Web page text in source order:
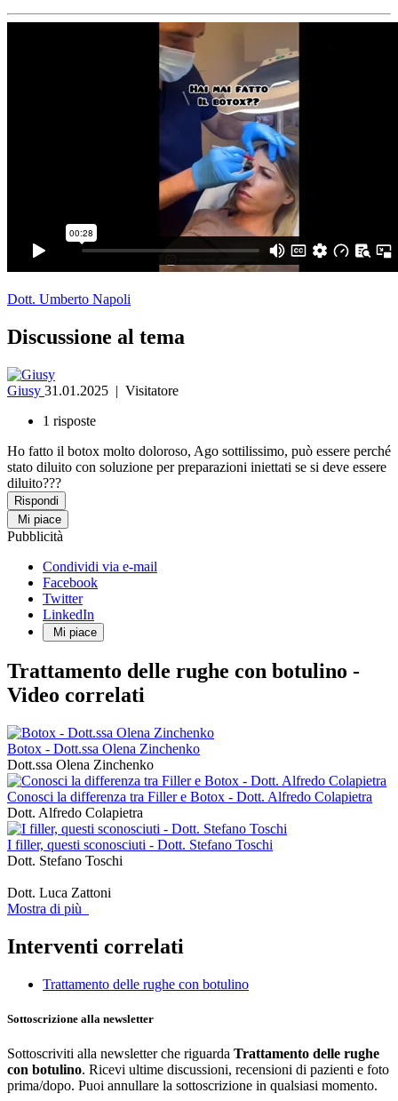
Dott. Umberto Napoli
Discussione al tema
Giusy 31.01.2025 | Visitatore
1 risposte
Ho fatto il botox molto doloroso, Ago sottilissimo, può essere perché
stato diluito con soluzione per preparazioni iniettati se si deve essere
diluito???
Rispondi
Mi piace
Pubblicità
Condividi via e-mail
Facebook
Twitter
LinkedIn
Mi piace
Trattamento delle rughe con botulino -
Video correlati
Botox - Dott.ssa Olena Zinchenko
Dott.ssa Olena Zinchenko
Conosci la differenza tra Filler e Botox - Dott. Alfredo Colapietra
Dott. Alfredo Colapietra
I filler, questi sconosciuti - Dott. Stefano Toschi
Dott. Stefano Toschi
Dott. Luca Zattoni
Mostra di più
Interventi correlati
Trattamento delle rughe con botulino
Sottoscrizione alla newsletter
Sottoscriviti alla newsletter che riguarda Trattamento delle rughe
con botulino. Ricevi ultime discussioni, recensioni di pazienti e foto
prima/dopo. Puoi annullare la sottoscrizione in qualsiasi momento.